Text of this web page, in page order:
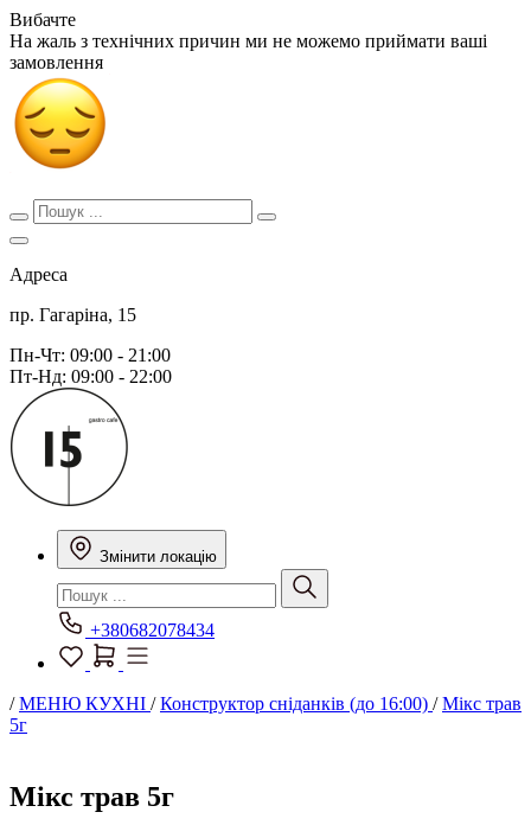
Вибачте
На жаль з технічних причин ми не можемо приймати ваші
замовлення
Адреса
пр. Гагаріна, 15
Пн-Чт: 09:00 - 21:00
Пт-Нд: 09:00 - 22:00
Змінити локацію
+380682078434
/МЕНЮ КУХНІ /Конструктор сніданків (до 16:00) /Мікс трав
5г
Мікс трав 5г